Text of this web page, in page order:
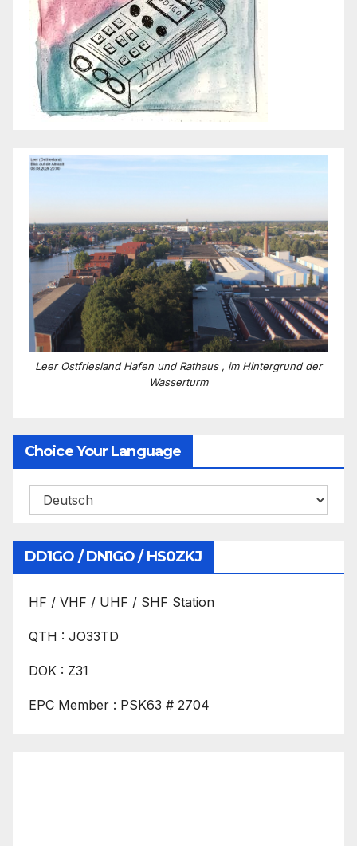
Leer Ostfriesland Hafen und Rathaus , im Hintergrund der
Wasserturm
Choice Your Language
DD1GO / DN1GO / HS0ZKJ
HF / VHF / UHF / SHF Station
QTH : JO33TD
DOK : Z31
EPC Member : PSK63 # 2704